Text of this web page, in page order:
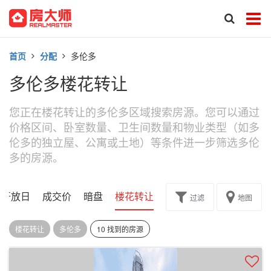
首页 分配 多伦多
多伦多楼花转让
您正在楼花转让的多伦多区域搜索房源。您可以通过
价格区间、卧室数量、卫生间数量和物业类型（如多
伦多的独立屋、公寓或土地）等条件进一步筛选多伦
多的房源。
开放日 成交价 暗盘 楼花转让 过滤 地图
楼花转让 多伦多 10 找到的房源